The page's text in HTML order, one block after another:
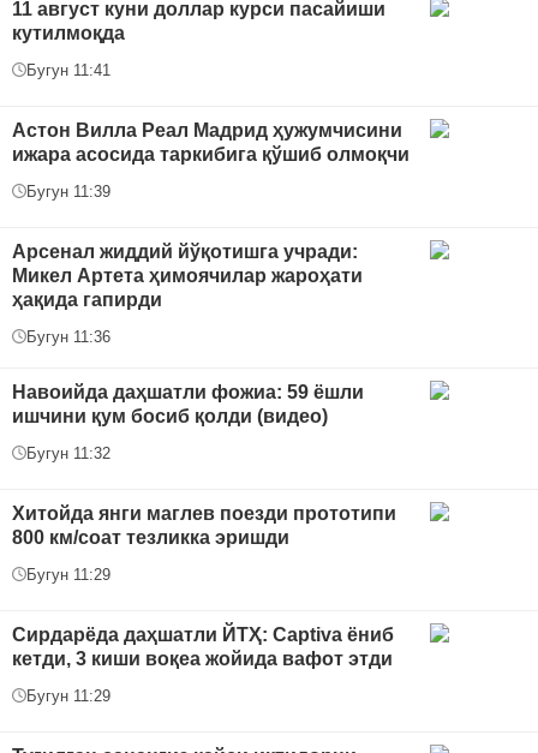
11 август куни доллар курси пасайиши
кутилмоқда
Бугун 11:41
Астон Вилла Реал Мадрид ҳужумчисини
ижара асосида таркибига қўшиб олмоқчи
Бугун 11:39
Арсенал жиддий йўқотишга учради:
Микел Артета ҳимоячилар жароҳати
ҳақида гапирди
Бугун 11:36
Навоийда даҳшатли фожиа: 59 ёшли
ишчини қум босиб қолди (видео)
Бугун 11:32
Хитойда янги маглев поезди прототипи
800 км/соат тезликка эришди
Бугун 11:29
Сирдарёда даҳшатли ЙТҲ: Captiva ёниб
кетди, 3 киши воқеа жойида вафот этди
Бугун 11:29